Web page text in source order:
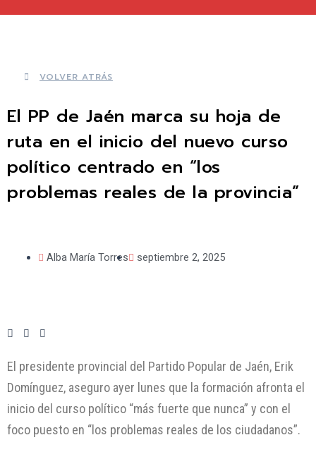
VOLVER ATRÁS
El PP de Jaén marca su hoja de
ruta en el inicio del nuevo curso
político centrado en “los
problemas reales de la provincia”
Alba María Torres septiembre 2, 2025
El presidente provincial del Partido Popular de Jaén, Erik
Domínguez, aseguro ayer lunes que la formación afronta el
inicio del curso político “más fuerte que nunca” y con el
foco puesto en “los problemas reales de los ciudadanos”.